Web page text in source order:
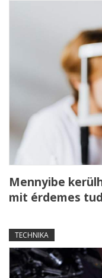
Mennyibe
mit érdemes
TECHNIKA